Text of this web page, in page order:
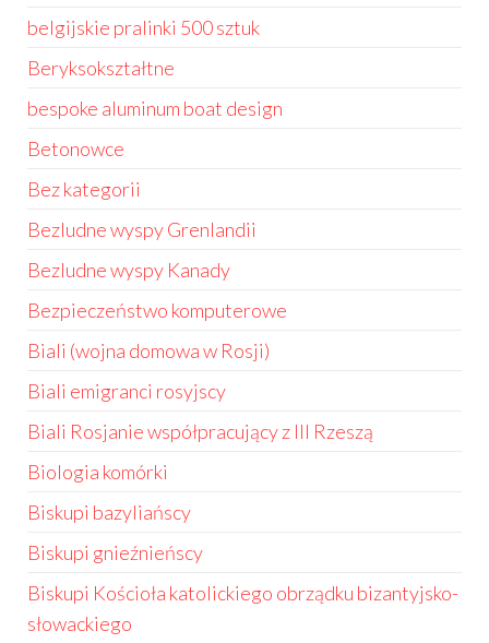
belgijskie pralinki 500 sztuk
Beryksokształtne
bespoke aluminum boat design
Betonowce
Bez kategorii
Bezludne wyspy Grenlandii
Bezludne wyspy Kanady
Bezpieczeństwo komputerowe
Biali (wojna domowa w Rosji)
Biali emigranci rosyjscy
Biali Rosjanie współpracujący z III Rzeszą
Biologia komórki
Biskupi bazyliańscy
Biskupi gnieźnieńscy
Biskupi Kościoła katolickiego obrządku bizantyjsko-
słowackiego